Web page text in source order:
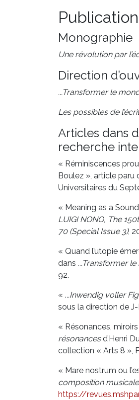
Monographie
Une révolution par
Direction
...Transformer le
Les possibles de
Articles dans
recherche
« Réminiscences
Boulez », article paru
Universitaires du
« Meaning as a
LUIGI NONO, The
70 (Special Issue 3),
« Quand l’utopie
dans ...Transformer
92.
« ...Inwendig voller
sous la direction de J-
« Résonances,
résonancesd’Henri
collection « Arts 8 »,
« Mare nostrum ou
composition
https://